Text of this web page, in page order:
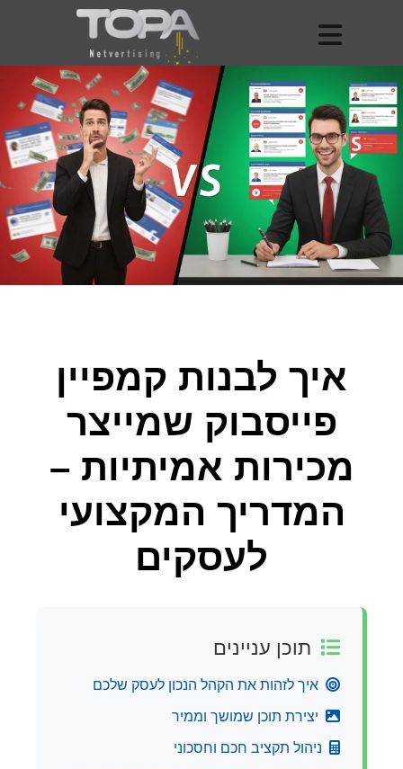
איך לבנות קמפיין
פייסבוק שמייצר
מכירות אמיתיות –
המדריך המקצועי
לעסקים
תוכן עניינים
איך לזהות את הקהל הנכון לעסק שלכם
יצירת תוכן שמושך וממיר
ניהול תקציב חכם וחסכוני